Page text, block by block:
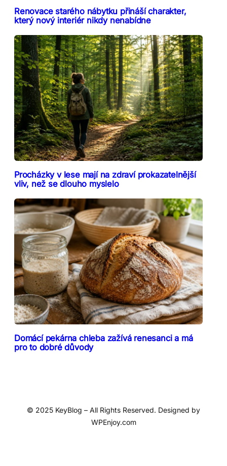
Renovace starého nábytku přináší charakter,
který nový interiér nikdy nenabídne
Procházky v lese mají na zdraví prokazatelnější
vliv, než se dlouho myslelo
Domácí pekárna chleba zažívá renesanci a má
pro to dobré důvody
© 2025 KeyBlog – All Rights Reserved. Designed by
WPEnjoy.com